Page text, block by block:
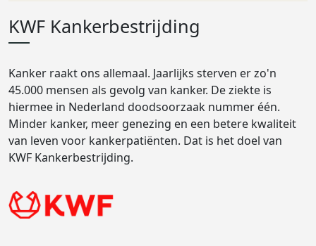
KWF Kankerbestrijding
Kanker raakt ons allemaal. Jaarlijks sterven er zo'n
45.000 mensen als gevolg van kanker. De ziekte is
hiermee in Nederland doodsoorzaak nummer één.
Minder kanker, meer genezing en een betere kwaliteit
van leven voor kankerpatiënten. Dat is het doel van
KWF Kankerbestrijding.